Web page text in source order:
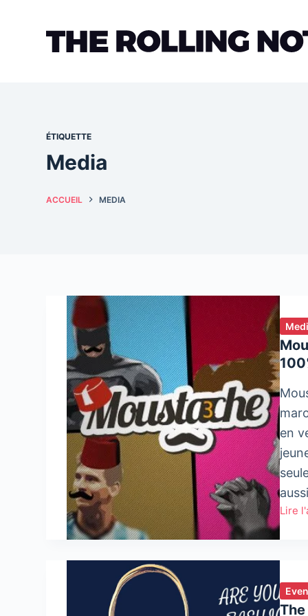
ÉTIQUETTE
Media
ACCUEIL MEDIA
en
Lire
100%